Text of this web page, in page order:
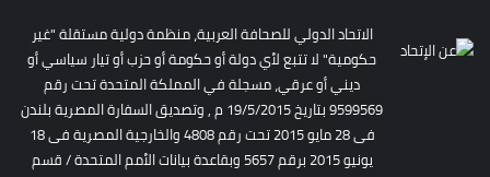
الاتحاد الدولي للصحافة العربية، منظمة دولية مستقلة "غير
حكومية" لا تتبع لأي دولة أو حكومة أو حزب أو تيار سياسي أو
ديني أو عرقي، مسجلة في المملكة المتحدة تحت رقم
9599569 بتاريخ 19/5/2015 م , وتصديق السفارة المصرية بلندن
فى 28 مايو 2015 تحت رقم 4808 والخارجية المصرية فى 18
يونيو 2015 برقم 5657 وبقاعدة بيانات الأمم المتحدة / قسم